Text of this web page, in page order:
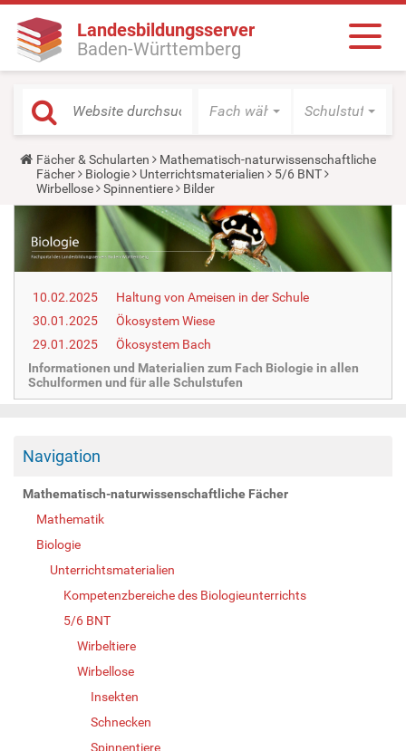
Landesbildungsserver
Baden-Württemberg
Fach wählen Schulstufe
Y
o
u
a
h
e
r
:
Fächer & Schularten
Mathematisch-naturwissenschaftliche
Fächer
Biologie Unterrichtsmaterialien
5/6 BNT
Wirbellose
Spinnentiere Bilder
10.02.2025
Haltung von Ameisen in der Schule
30.01.2025
Ökosystem Wiese
29.01.2025
Ökosystem Bach
Informationen und Materialien zum Fach Biologie in allen
Schulformen und für alle Schulstufen
Navigation
Mathematisch-naturwissenschaftliche Fächer
Mathematik
Biologie
Unterrichtsmaterialien
Kompetenzbereiche des Biologieunterrichts
5/6 BNT
Wirbeltiere
Wirbellose
Insekten
Schnecken
Spinnentiere